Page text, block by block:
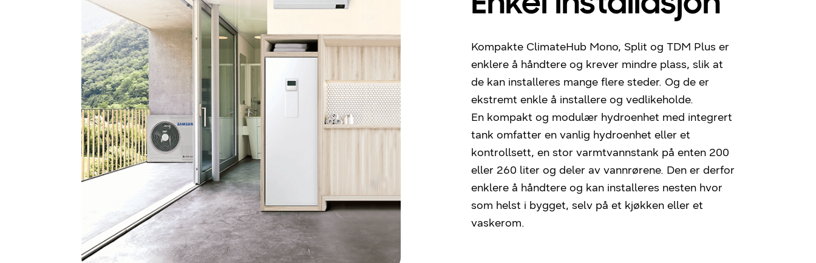
Kompakte ClimateHub Mono, Split og TDM Plus er
enklere å håndtere og krever mindre plass, slik at
de kan installeres mange flere steder. Og de er
ekstremt enkle å installere og vedlikeholde.
En kompakt og modulær hydroenhet med integrert
tank omfatter en vanlig hydroenhet eller et
kontrollsett, en stor varmtvannstank på enten 200
eller 260 liter og deler av vannrørene. Den er derfor
enklere å håndtere og kan installeres nesten hvor
som helst i bygget, selv på et kjøkken eller et
vaskerom.